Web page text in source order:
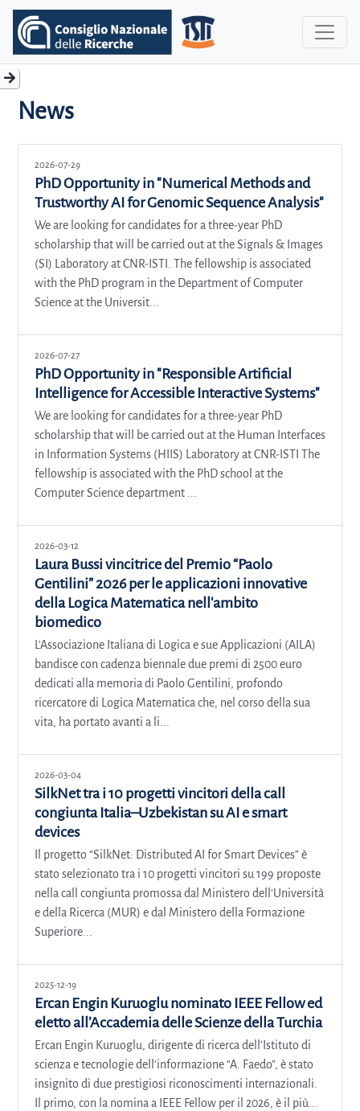
News
2026-07-29
PhD Opportunity in "Numerical Methods and
Trustworthy AI for Genomic Sequence Analysis"
We are looking for candidates for a three-year PhD
scholarship that will be carried out at the Signals & Images
(SI) Laboratory at CNR-ISTI. The fellowship is associated
with the PhD program in the Department of Computer
Science at the Universit...
2026-07-27
PhD Opportunity in "Responsible Artificial
Intelligence for Accessible Interactive Systems"
We are looking for candidates for a three-year PhD
scholarship that will be carried out at the Human Interfaces
in Information Systems (HIIS) Laboratory at CNR-ISTI The
fellowship is associated with the PhD school at the
Computer Science department ...
2026-03-12
Laura Bussi vincitrice del Premio “Paolo
Gentilini” 2026 per le applicazioni innovative
della Logica Matematica nell'ambito
biomedico
L'Associazione Italiana di Logica e sue Applicazioni (AILA)
bandisce con cadenza biennale due premi di 2500 euro
dedicati alla memoria di Paolo Gentilini, profondo
ricercatore di Logica Matematica che, nel corso della sua
vita, ha portato avanti a li...
2026-03-04
SilkNet tra i 10 progetti vincitori della call
congiunta Italia–Uzbekistan su AI e smart
devices
Il progetto “SilkNet: Distributed AI for Smart Devices” è
stato selezionato tra i 10 progetti vincitori su 199 proposte
nella call congiunta promossa dal Ministero dell'Università
e della Ricerca (MUR) e dal Ministero della Formazione
Superiore...
2025-12-19
Ercan Engin Kuruoglu nominato IEEE Fellow ed
eletto all’Accademia delle Scienze della Turchia
Ercan Engin Kuruoglu, dirigente di ricerca dell’Istituto di
scienza e tecnologie dell’informazione “A. Faedo”, è stato
insignito di due prestigiosi riconoscimenti internazionali.
Il primo, con la nomina a IEEE Fellow per il 2026, è il più...